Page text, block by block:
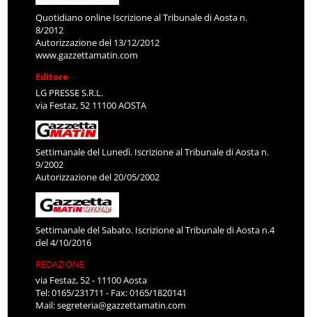
Quotidiano online Iscrizione al Tribunale di Aosta n.
8/2012
Autorizzazione del 13/12/2012
www.gazzettamatin.com
Editore
LG PRESSE S.R.L.
via Festaz, 52 11100 AOSTA
Settimanale del Lunedì. Iscrizione al Tribunale di Aosta n.
9/2002
Autorizzazione del 20/05/2002
Settimanale del Sabato. Iscrizione al Tribunale di Aosta n.4
del 4/10/2016
REDAZIONE
via Festaz, 52 - 11100 Aosta
Tel: 0165/231711 - Fax: 0165/1820141
Mail:segreteria@gazzettamatin.com